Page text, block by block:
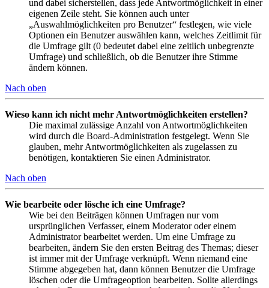
und dabei sicherstellen, dass jede Antwortmöglichkeit in einer
eigenen Zeile steht. Sie können auch unter
„Auswahlmöglichkeiten pro Benutzer“ festlegen, wie viele
Optionen ein Benutzer auswählen kann, welches Zeitlimit für
die Umfrage gilt (0 bedeutet dabei eine zeitlich unbegrenzte
Umfrage) und schließlich, ob die Benutzer ihre Stimme
ändern können.
Nach oben
Wieso kann ich nicht mehr Antwortmöglichkeiten erstellen?
Die maximal zulässige Anzahl von Antwortmöglichkeiten
wird durch die Board-Administration festgelegt. Wenn Sie
glauben, mehr Antwortmöglichkeiten als zugelassen zu
benötigen, kontaktieren Sie einen Administrator.
Nach oben
Wie bearbeite oder lösche ich eine Umfrage?
Wie bei den Beiträgen können Umfragen nur vom
ursprünglichen Verfasser, einem Moderator oder einem
Administrator bearbeitet werden. Um eine Umfrage zu
bearbeiten, ändern Sie den ersten Beitrag des Themas; dieser
ist immer mit der Umfrage verknüpft. Wenn niemand eine
Stimme abgegeben hat, dann können Benutzer die Umfrage
löschen oder die Umfrageoption bearbeiten. Sollte allerdings